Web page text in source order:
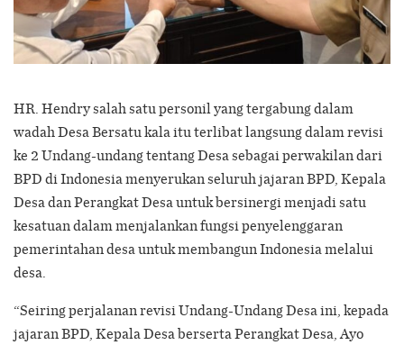
HR. Hendry salah satu personil yang tergabung dalam
wadah Desa Bersatu kala itu terlibat langsung dalam revisi
ke 2 Undang-undang tentang Desa sebagai perwakilan dari
BPD di Indonesia menyerukan seluruh jajaran BPD, Kepala
Desa dan Perangkat Desa untuk bersinergi menjadi satu
kesatuan dalam menjalankan fungsi penyelenggaran
pemerintahan desa untuk membangun Indonesia melalui
desa.
“Seiring perjalanan revisi Undang-Undang Desa ini, kepada
jajaran BPD, Kepala Desa berserta Perangkat Desa, Ayo